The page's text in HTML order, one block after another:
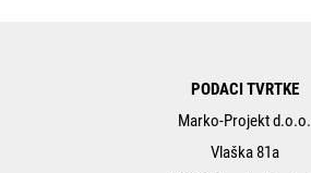
PODACI TVRTKE
Marko-Projekt d.o.o.
Vlaška 81a